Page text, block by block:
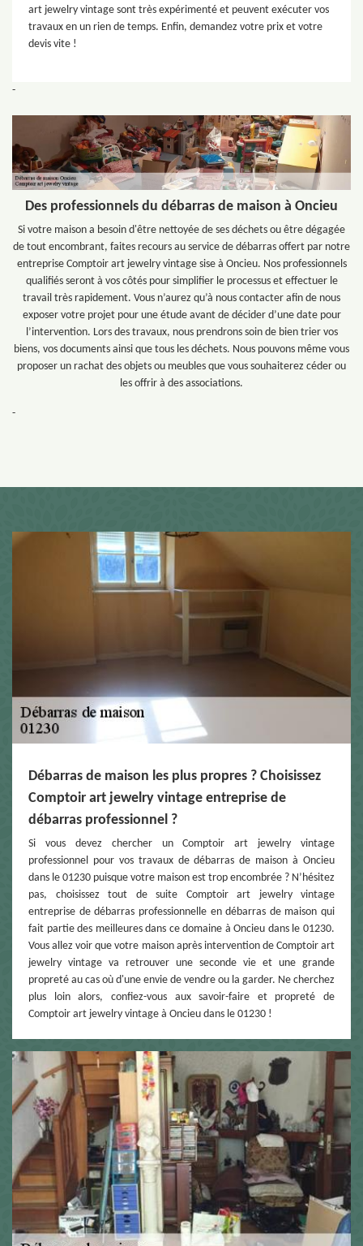
art jewelry vintage sont très expérimenté et peuvent exécuter vos
travaux en un rien de temps. Enfin, demandez votre prix et votre
devis vite !
-
Des professionnels du débarras de maison à Oncieu
Si votre maison a besoin d'être nettoyée de ses déchets ou être dégagée
de tout encombrant, faites recours au service de débarras offert par notre
entreprise Comptoir art jewelry vintage sise à Oncieu. Nos professionnels
qualifiés seront à vos côtés pour simplifier le processus et effectuer le
travail très rapidement. Vous n’aurez qu’à nous contacter afin de nous
exposer votre projet pour une étude avant de décider d’une date pour
l’intervention. Lors des travaux, nous prendrons soin de bien trier vos
biens, vos documents ainsi que tous les déchets. Nous pouvons même vous
proposer un rachat des objets ou meubles que vous souhaiterez céder ou
les offrir à des associations.
-
Débarras de maison les plus propres ? Choisissez
Comptoir art jewelry vintage entreprise de
débarras professionnel ?
Si vous devez chercher un Comptoir art jewelry vintage
professionnel pour vos travaux de débarras de maison à Oncieu
dans le 01230 puisque votre maison est trop encombrée ? N’hésitez
pas, choisissez tout de suite Comptoir art jewelry vintage
entreprise de débarras professionnelle en débarras de maison qui
fait partie des meilleures dans ce domaine à Oncieu dans le 01230.
Vous allez voir que votre maison après intervention de Comptoir art
jewelry vintage va retrouver une seconde vie et une grande
propreté au cas où d'une envie de vendre ou la garder. Ne cherchez
plus loin alors, confiez-vous aux savoir-faire et propreté de
Comptoir art jewelry vintage à Oncieu dans le 01230 !